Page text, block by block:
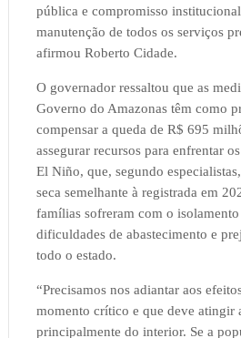
pública e compromisso
manutenção de todos os serviços
afirmou Roberto Cidade.
O governador ressaltou que as
Governo do Amazonas têm como
compensar a queda de R$ 695
assegurar recursos para enfrentar
El Niño, que, segundo
seca semelhante à registrada em
famílias sofreram com o
dificuldades de abastecimento e
todo o estado.
“Precisamos nos adiantar aos
momento crítico e que deve atingir
principalmente do interior. Se a